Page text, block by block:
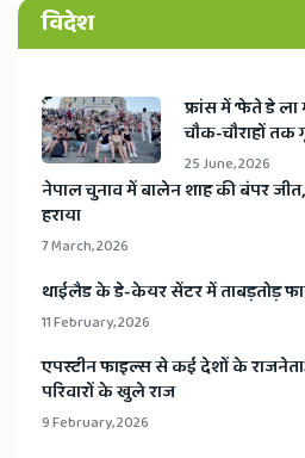
विदेश
​फ्रांस में ‘फेते डे
चौक-चौराहों तक
25 June, 2026
​नेपाल चुनाव में बालेन शाह की बंपर
हराया
7 March, 2026
​थाईलैड के डे-केयर सेंटर में ताबड़तोड़
11 February, 2026
​एपस्टीन फाइल्स से कई देशों के
परिवारों के खुले राज
9 February, 2026